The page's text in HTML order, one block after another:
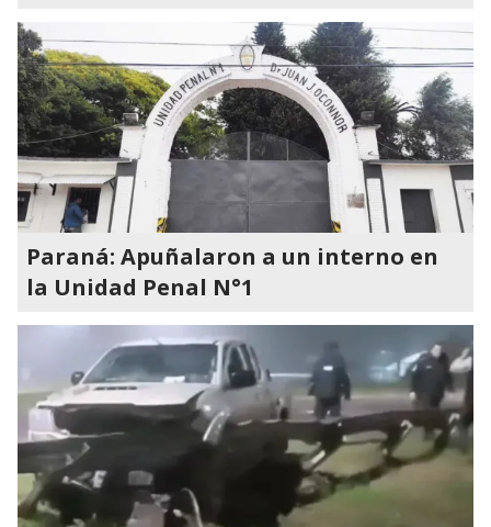
Paraná: Apuñalaron a un interno en
la Unidad Penal N°1